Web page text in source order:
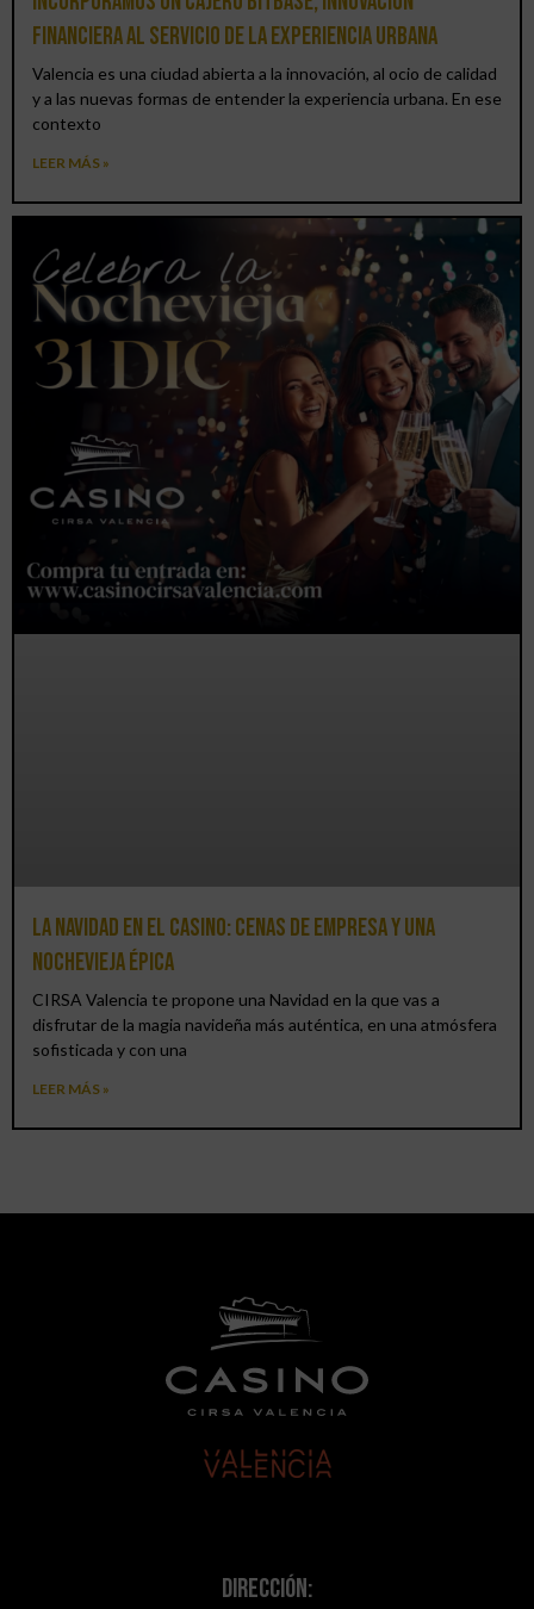
financiera al servicio de la experiencia urbana
Valencia es una ciudad abierta a la innovación, al ocio de calidad
y a las nuevas formas de entender la experiencia urbana. En ese
contexto
LEER MÁS »
La Navidad en el Casino: cenas de empresa y una
Nochevieja épica
CIRSA Valencia te propone una Navidad en la que vas a
disfrutar de la magia navideña más auténtica, en una atmósfera
sofisticada y con una
LEER MÁS »
Dirección: